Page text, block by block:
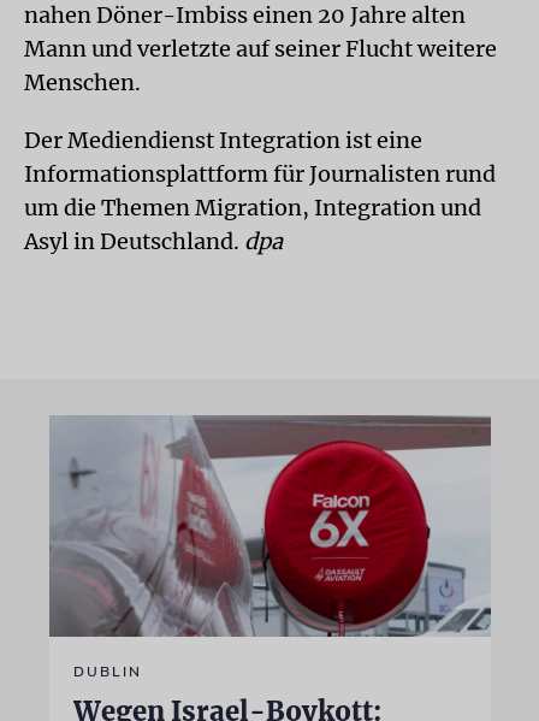
nahen Döner-Imbiss einen 20 Jahre alten
Mann und verletzte auf seiner Flucht weitere
Menschen.
Der Mediendienst Integration ist eine
Informationsplattform für Journalisten rund
um die Themen Migration, Integration und
Asyl in Deutschland. dpa
DUBLIN
Wegen Israel-Boykott: